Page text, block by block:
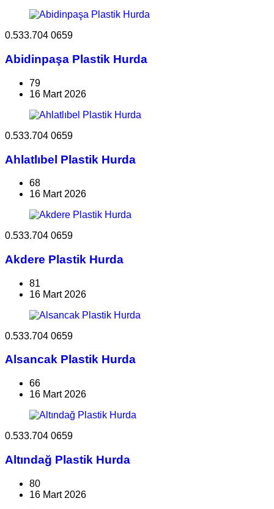
0.533.704 0659
Abidinpaşa Plastik Hurda
79
16 Mart 2026
0.533.704 0659
Ahlatlıbel Plastik Hurda
68
16 Mart 2026
0.533.704 0659
Akdere Plastik Hurda
81
16 Mart 2026
0.533.704 0659
Alsancak Plastik Hurda
66
16 Mart 2026
0.533.704 0659
Altındağ Plastik Hurda
80
16 Mart 2026